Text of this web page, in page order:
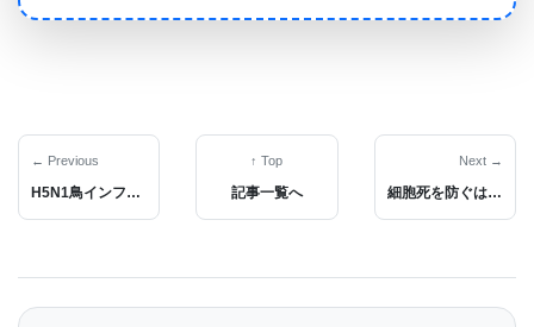
るケースが多い。しかし、小児患者の心臓ドナーは
← Previous
H5N1鳥インフルエンザの変異がヒト受容体への結合能力を強化
↑ Top
記事一覧へ
Next →
細胞死を防ぐはずのタンパク質が逆に促進？アポトーシスの新たなメカニズムを解明